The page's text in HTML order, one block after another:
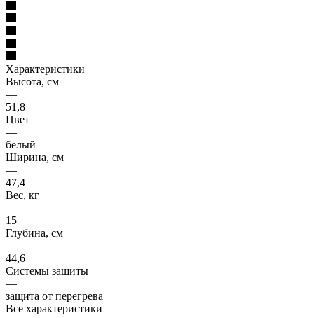
Характеристики
Высота, см
—
51,8
Цвет
—
белый
Ширина, см
—
47,4
Вес, кг
—
15
Глубина, см
—
44,6
Системы защиты
—
защита от перегрева
Все характеристики